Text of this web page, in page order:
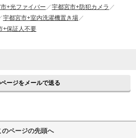
+光ファイバー
宇都宮市+防犯カメラ
宇都宮市+室内洗濯機置き場
+保証人不要
ージをメールで送る
のページの先頭へ